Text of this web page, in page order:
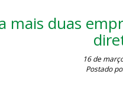
mais duas
16 de
Postado